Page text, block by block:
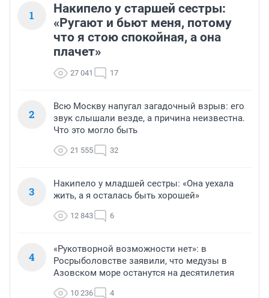
1
Накипело у старшей сестры:
«Ругают и бьют меня, потому
что я стою спокойная, а она
плачет»
27 041 17
2
Всю Москву напугал загадочный взрыв: его
звук слышали везде, а причина неизвестна.
Что это могло быть
21 555 32
3
Накипело у младшей сестры: «Она уехала
жить, а я осталась быть хорошей»
12 843 6
4
«Рукотворной возможности нет»: в
Росрыболовстве заявили, что медузы в
Азовском море останутся на десятилетия
10 236 4